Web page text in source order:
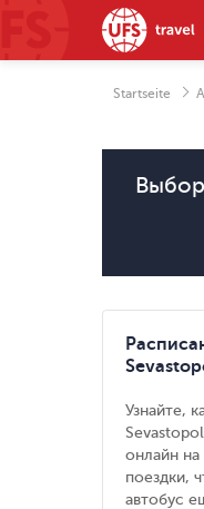
Startseite
Узнайте,
онлайн на
поездки,
автобус